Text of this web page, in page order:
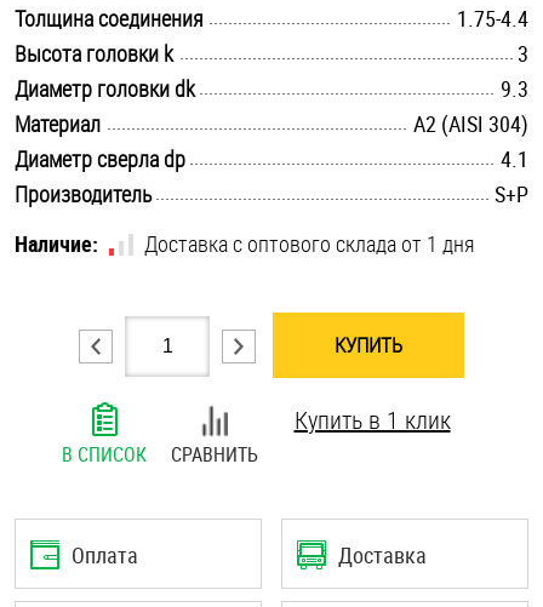
Шпильки
Шплинты
Штифты и пальцы
Толщина соединения
1.75-4.4
Высота головки k
3
Диаметр головки dk
9.3
Материал
А2 (AISI 304)
Диаметр сверла dp
4.1
Производитель
S+P
Наличие:
Доставка с оптового склада от 1 дня
КУПИТЬ
В СПИСОК СРАВНИТЬ
Купить в 1 клик
Оплата Доставка